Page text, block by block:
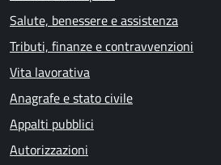
Salute, benessere e assistenza
Tributi, finanze e contravvenzioni
Vita lavorativa
Anagrafe e stato civile
Appalti pubblici
Autorizzazioni